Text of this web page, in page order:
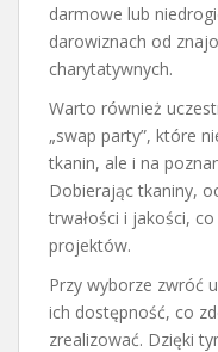
darmowe lub
darowiznach od
charytatywnych.
Warto również
„swap party”, które
tkanin, ale i na
Dobierając tkaniny,
trwałości i jakości,
projektów.
Przy wyborze zwróć
ich dostępność, co
zrealizować. Dzięki